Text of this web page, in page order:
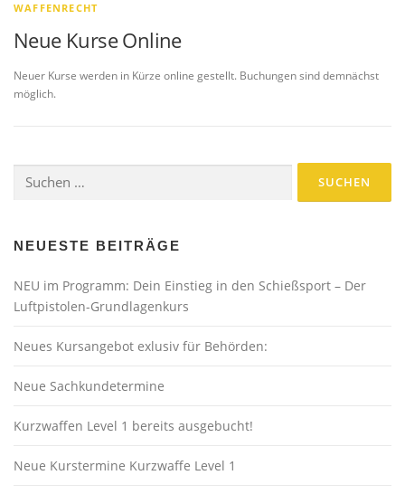
WAFFENRECHT
Neue Kurse Online
Neuer Kurse werden in Kürze online gestellt. Buchungen sind demnächst
möglich.
nach:
NEUESTE BEITRÄGE
NEU im Programm: Dein Einstieg in den Schießsport – Der
Luftpistolen-Grundlagenkurs
Neues Kursangebot exlusiv für Behörden:
Neue Sachkundetermine
Kurzwaffen Level 1 bereits ausgebucht!
Neue Kurstermine Kurzwaffe Level 1